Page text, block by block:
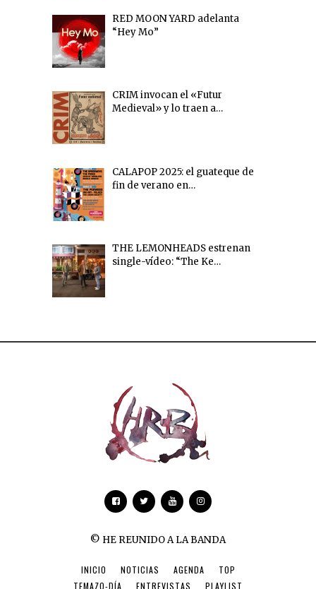
RED MOON YARD adelanta
“Hey Mo”
CRIM invocan el «Futur
Medieval» y lo traen a…
CALAPOP 2025: el guateque de
fin de verano en…
THE LEMONHEADS estrenan
single-vídeo: “The Ke…
© HE REUNIDO A LA BANDA
INICIO NOTICIAS AGENDA
TOP
TEMAZO-DÍA
ENTREVISTAS PLAYLIST